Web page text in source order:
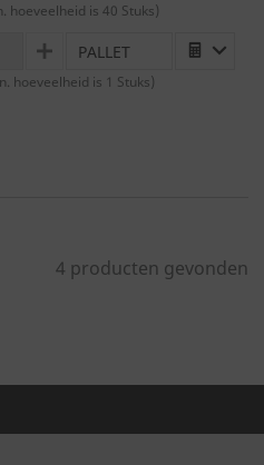
hoeveelheid is 40 Stuks)
PLUSPALLET
hoeveelheid is 1 Stuks)
4 producten gevonden